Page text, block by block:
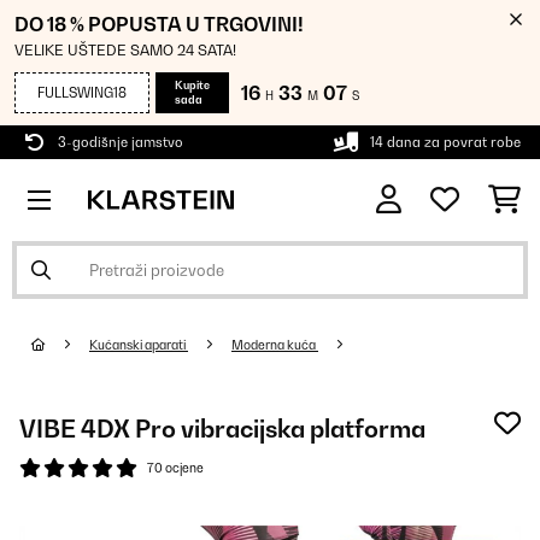
DO 18 % POPUSTA U TRGOVINI!
VELIKE UŠTEDE SAMO 24 SATA!
FULLSWING18
Kupite
sada
16 H 33 M 07 S
3-godišnje jamstvo 14 dana za povrat robe
Kućanski aparati Moderna kuća
VIBE 4DX Pro vibracijska platforma
70 ocjene